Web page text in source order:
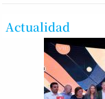
Actualidad